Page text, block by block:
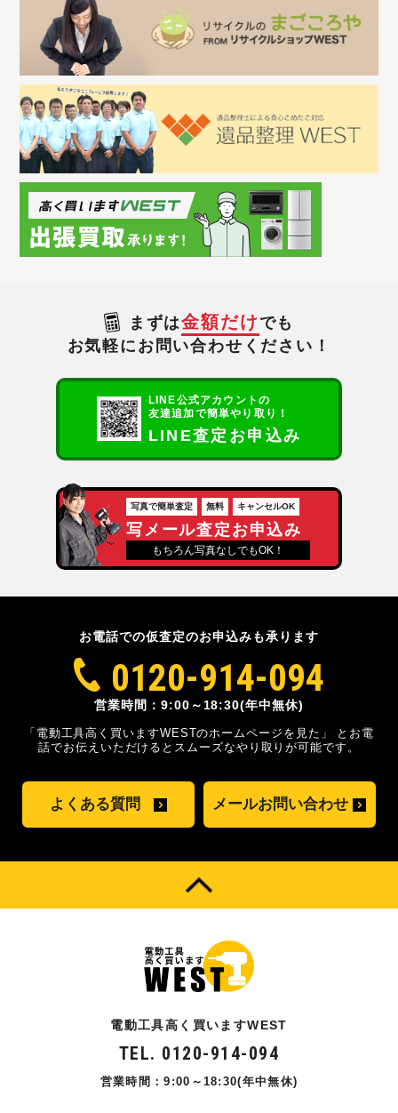
まずは金額だけ でも
お気軽にお問い合わせください！
LINE公式アカウントの
友達追加で簡単やり取り！
LINE査定お申込み
写真で簡単査定 無料 キャンセルOK
写メール査定お申込み
もちろん写真なしでもOK！
お電話での仮査定のお申込みも承ります
0120-914-094
営業時間：9:00～18:30(年中無休)
「電動工具高く買いますWESTのホームページを見た」
とお電
話でお伝えいただけるとスムーズなやり取りが可能です。
よくある質問 メールお問い合わせ
電動工具高く買いますWEST
TEL. 0120-914-094
営業時間：9:00～18:30(年中無休)